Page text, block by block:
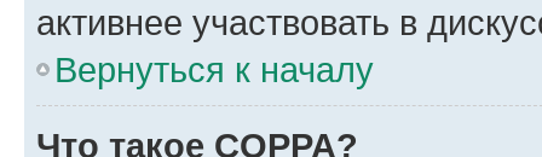
активнее участвовать в
Вернуться к началу
Что такое COPPA?